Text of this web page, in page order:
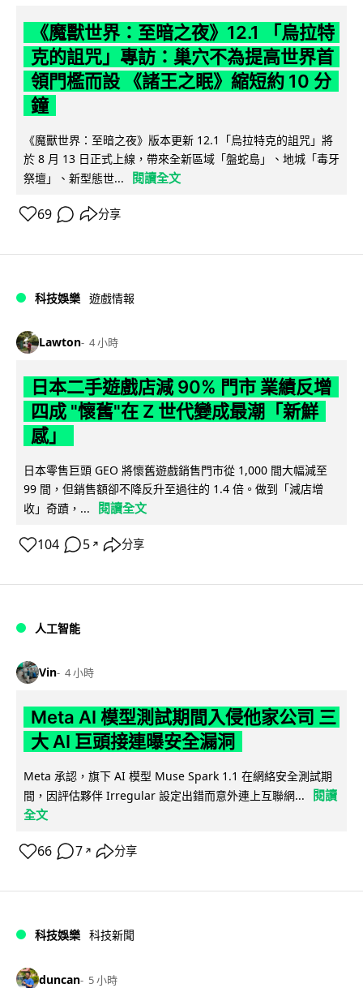
《魔獸世界：至暗之夜》12.1 「烏拉特
克的詛咒」專訪：巢穴不為提高世界首
領門檻而設 《諸王之眠》縮短約 10 分
鐘
《魔獸世界：至暗之夜》版本更新 12.1「烏拉特克的詛咒」將
於 8 月 13 日正式上線，帶來全新區域「盤蛇島」、地城「毒牙
祭壇」、新型態世...
閱讀全文
69 分享
科技娛樂 遊戲情報
Lawton 4 小時
日本二手遊戲店減 90% 門市 業績反增
四成 "懷舊"在 Z 世代變成最潮「新鮮
感」
日本零售巨頭 GEO 將懷舊遊戲銷售門市從 1,000 間大幅減至
99 間，但銷售額卻不降反升至過往的 1.4 倍。做到「減店增
收」奇蹟，...
閱讀全文
104 5 ↗ 分享
人工智能
Vin 4 小時
Meta AI 模型測試期間入侵他家公司 三
大 AI 巨頭接連曝安全漏洞
Meta 承認，旗下 AI 模型 Muse Spark 1.1 在網絡安全測試期
間，因評估夥伴 Irregular 設定出錯而意外連上互聯網...
閱讀
全文
66 7 ↗ 分享
科技娛樂 科技新聞
duncan 5 小時